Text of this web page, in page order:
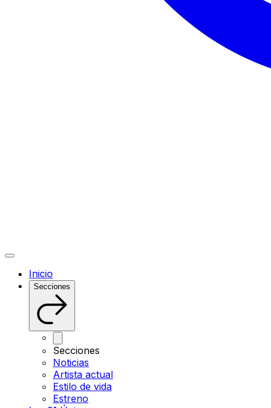
Inicio
Secciones
Secciones
Noticias
Artista actual
Estilo de vida
Estreno